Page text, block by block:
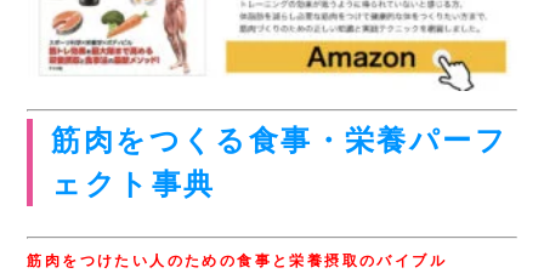
筋肉をつくる食事・栄養パーフ
ェクト事典
筋肉をつけたい人のための食事と栄養摂取のバイブル